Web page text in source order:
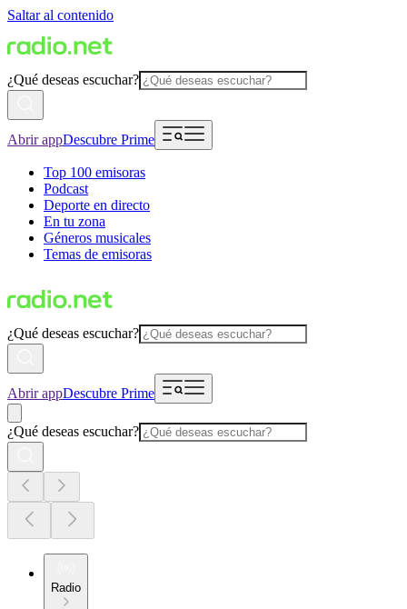
Saltar al contenido
¿Qué deseas escuchar?
Abrir appDescubre Prime
Top 100 emisoras
Podcast
Deporte en directo
En tu zona
Géneros musicales
Temas de emisoras
¿Qué deseas escuchar?
Abrir appDescubre Prime
¿Qué deseas escuchar?
Radio